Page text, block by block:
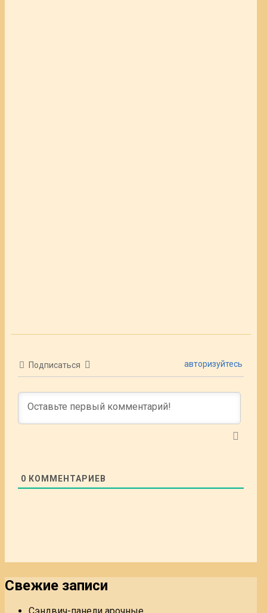
Подписаться авторизуйтесь
0 КОММЕНТАРИЕВ
Свежие записи